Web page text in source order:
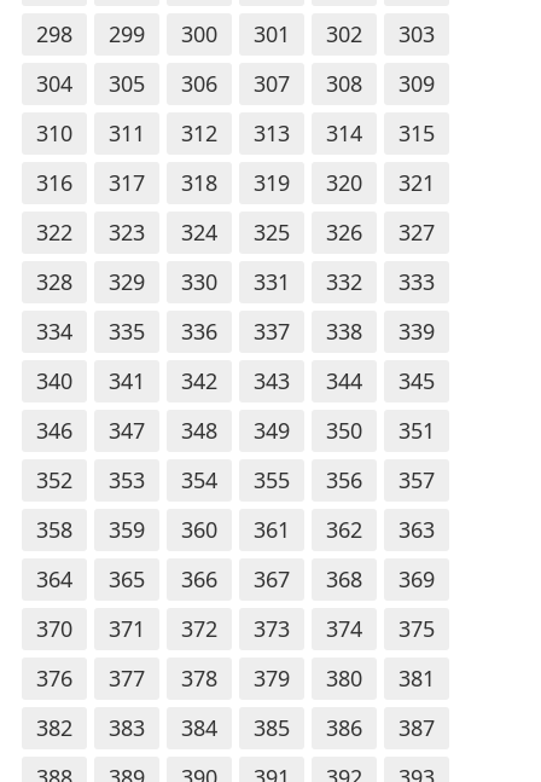
298
299 300 301 302
303
304
305 306 307 308
309
310
311 312 313 314
315
316
317 318 319 320
321
322
323 324 325 326
327
328
329 330 331 332
333
334
335 336 337 338
339
340
341 342 343 344
345
346
347 348 349 350
351
352
353 354 355 356
357
358
359 360 361 362
363
364
365 366 367 368
369
370
371 372 373 374
375
376
377 378 379 380
381
382
383 384 385 386
387